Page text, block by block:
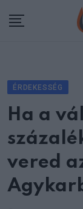
ÉRDEKESSÉG
Ha a
vered